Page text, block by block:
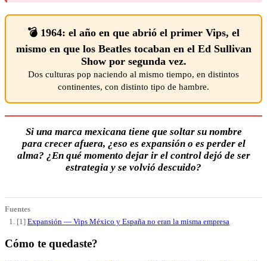
💣 1964: el año en que abrió el primer Vips, el
mismo en que los Beatles tocaban en el Ed Sullivan
Show por segunda vez.
Dos culturas pop naciendo al mismo tiempo, en distintos
continentes, con distinto tipo de hambre.
Si una marca mexicana tiene que soltar su nombre
para crecer afuera, ¿eso es expansión o es perder el
alma? ¿En qué momento dejar ir el control dejó de ser
estrategia y se volvió descuido?
Fuentes
[1] Expansión — Vips México y España no eran la misma empresa
Cómo te quedaste?